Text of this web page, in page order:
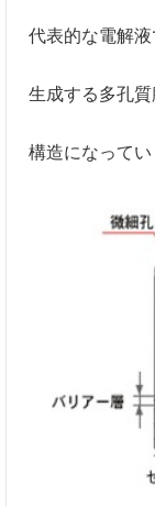
代表的な電解液
生成する多孔
構造になってい